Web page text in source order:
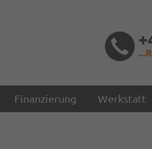
Finanzierung Werkstatt